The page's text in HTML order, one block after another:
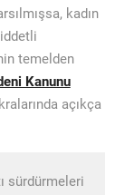
kadın
temelden
Kanunu
açıkça
sürdürmeleri